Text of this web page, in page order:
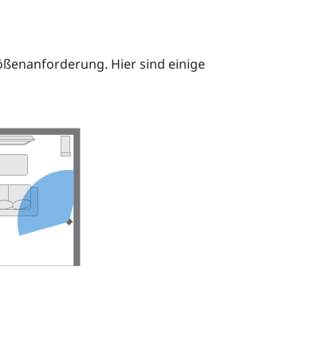
Hier sind einige